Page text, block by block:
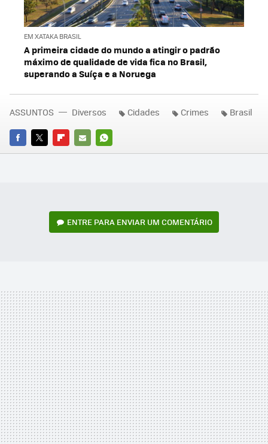
EM XATAKA BRASIL
A primeira cidade do mundo a atingir o padrão
máximo de qualidade de vida fica no Brasil,
superando a Suíça e a Noruega
FACEBOOK
TWITTERFLIPBOARD
E-
WHATSAPP
ASSUNTOS Diversos Cidades Crimes Brasil
ENTRE PARA ENVIAR UM COMENTÁRIO